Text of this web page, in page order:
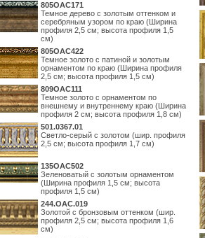
805OAC171
Темное дерево с золотым оттенком и
серебряным узором по краю (Ширина
профиля 2,5 см; высота профиля 1,5
см)
805OAC422
Темное золото с патиной и золотым
орнаментом по краю (Ширина профиля
2,5 см; высота профиля 1,5 см)
809OAC111
Темное золото с орнаментом по
внешнему и внутреннему краю (Ширина
профиля 2 см; высота профиля 1,8 см)
501.0367.01
Светло-серый с золотом (шир. профиля
2,5 см; высота профиля 1,7 см)
135OAC502
Зеленоватый с золотым орнаментом
(Ширина профиля 1,5 см; высота
профиля 1,5 см)
244.ОАС.019
Золотой с бронзовым оттенком (шир.
профиля 2,5 см; высота профиля 1,6
см)